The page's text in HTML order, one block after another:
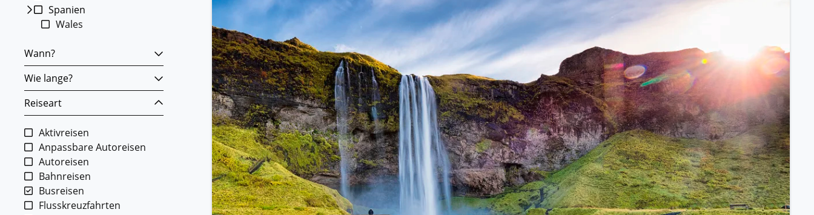
Spanien
Wales
Wann?
Wie lange?
Reiseart
Aktivreisen
Anpassbare Autoreisen
Autoreisen
Bahnreisen
Busreisen
Flusskreuzfahrten